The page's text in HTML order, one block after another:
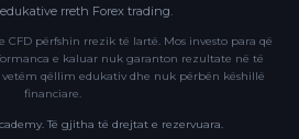
rreth Forex trading.
përfshin rrezik të lartë. Mos investo para që
e kaluar nuk garanton rezultate në të
qëllim edukativ dhe nuk përbën këshillë
financiare.
Të gjitha të drejtat e rezervuara.